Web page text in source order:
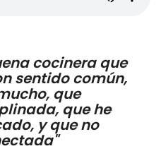
cocinera que
sentido común,
que
que he
y que no